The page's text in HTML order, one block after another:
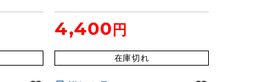
4,400
在庫切れ